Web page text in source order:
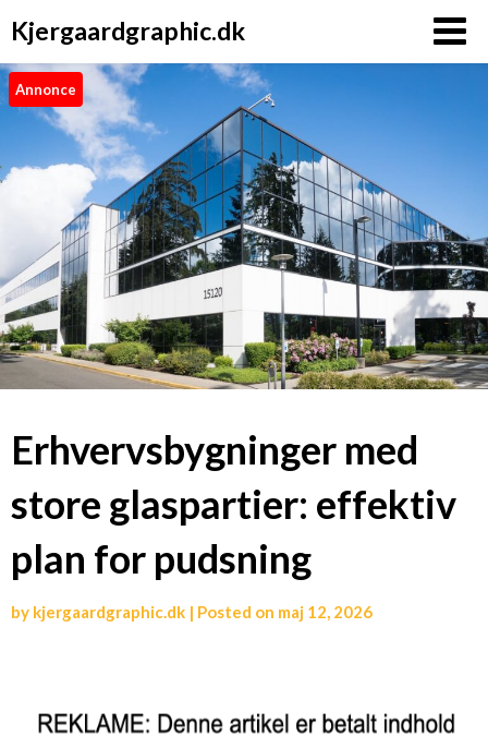
Kjergaardgraphic.dk
Annonce
Erhvervsbygninger med
store glaspartier: effektiv
plan for pudsning
by kjergaardgraphic.dk | Posted on maj 12, 2026